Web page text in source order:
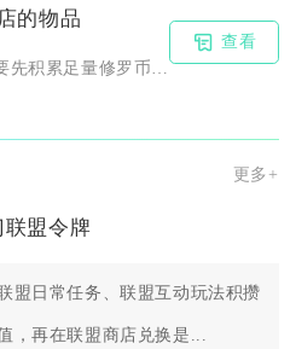
的物品
查看
更多+
联盟令牌
盟日常任务、联盟互动玩法积攒
，再在联盟商店兑换是...